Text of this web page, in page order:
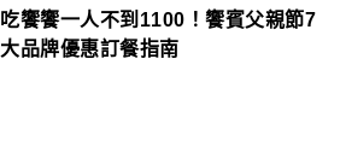
吃饗饗一人不到1100！饗賓父親節7
大品牌優惠訂餐指南